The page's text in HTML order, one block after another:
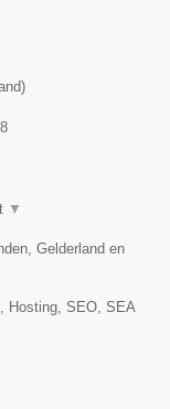
)
▼
Gelderland en
Hosting, SEO, SEA